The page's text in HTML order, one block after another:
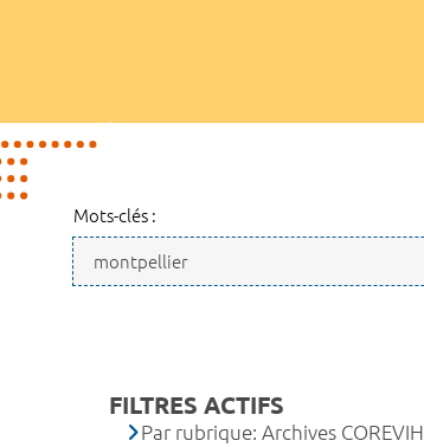
Mots-clés :
FILTRES ACTIFS
Par rubrique: Archives COREVIH